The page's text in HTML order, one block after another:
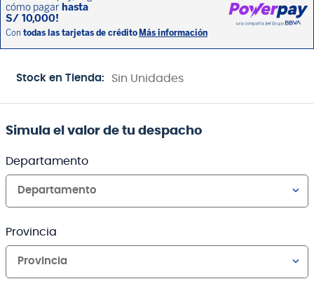
Stock en Tienda: Sin Unidades
Simula el valor de tu despacho
Departamento
Departamento
Provincia
Provincia